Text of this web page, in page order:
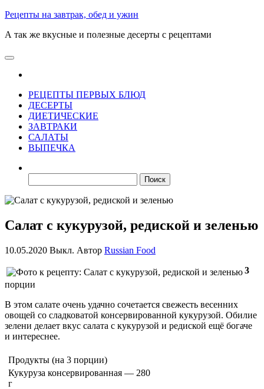
Skip
the
Рецепты на завтрак, обед и ужин
А так же вкусные и полезные десерты с рецептами
РЕЦЕПТЫ ПЕРВЫХ БЛЮД
ДЕСЕРТЫ
ДИЕТИЧЕСКИЕ
ЗАВТРАКИ
САЛАТЫ
ВЫПЕЧКА
Салат с кукурузой, редиской и зеленью
10.05.2020 Выкл. Автор Russian Food
3
порции
В этом салате очень удачно сочетается свежесть весенних
овощей со сладковатой консервированной кукурузой. Обилие
зелени делает вкус салата с кукурузой и редиской ещё богаче
и интереснее.
Продукты (на 3 порции)
Кукуруза консервированная — 280
г